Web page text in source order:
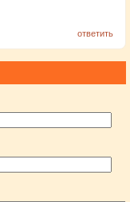
ответить